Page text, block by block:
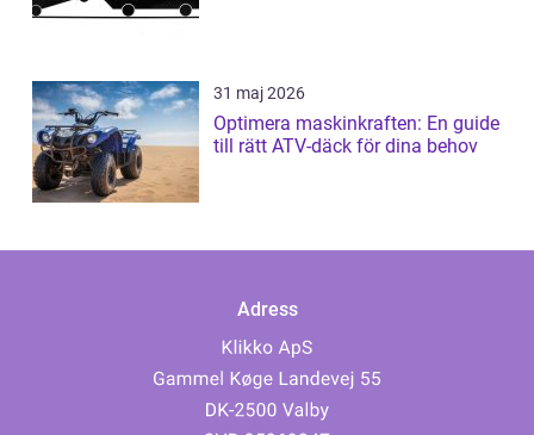
31 maj 2026
Optimera maskinkraften: En guide
till rätt ATV-däck för dina behov
Adress